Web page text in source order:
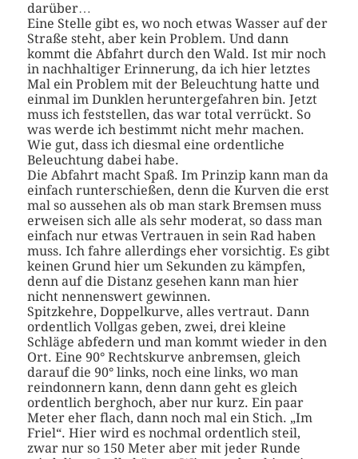
darüber…
Eine Stelle gibt es, wo noch etwas Wasser auf der
Straße steht, aber kein Problem. Und dann
kommt die Abfahrt durch den Wald. Ist mir noch
in nachhaltiger Erinnerung, da ich hier letztes
Mal ein Problem mit der Beleuchtung hatte und
einmal im Dunklen heruntergefahren bin. Jetzt
muss ich feststellen, das war total verrückt. So
was werde ich bestimmt nicht mehr machen.
Wie gut, dass ich diesmal eine ordentliche
Beleuchtung dabei habe.
Die Abfahrt macht Spaß. Im Prinzip kann man da
einfach runterschießen, denn die Kurven die erst
mal so aussehen als ob man stark Bremsen muss
erweisen sich alle als sehr moderat, so dass man
einfach nur etwas Vertrauen in sein Rad haben
muss. Ich fahre allerdings eher vorsichtig. Es gibt
keinen Grund hier um Sekunden zu kämpfen,
denn auf die Distanz gesehen kann man hier
nicht nennenswert gewinnen.
Spitzkehre, Doppelkurve, alles vertraut. Dann
ordentlich Vollgas geben, zwei, drei kleine
Schläge abfedern und man kommt wieder in den
Ort. Eine 90° Rechtskurve anbremsen, gleich
darauf die 90° links, noch eine links, wo man
reindonnern kann, denn dann geht es gleich
ordentlich berghoch, aber nur kurz. Ein paar
Meter eher flach, dann noch mal ein Stich. „Im
Friel“. Hier wird es nochmal ordentlich steil,
zwar nur so 150 Meter aber mit jeder Runde